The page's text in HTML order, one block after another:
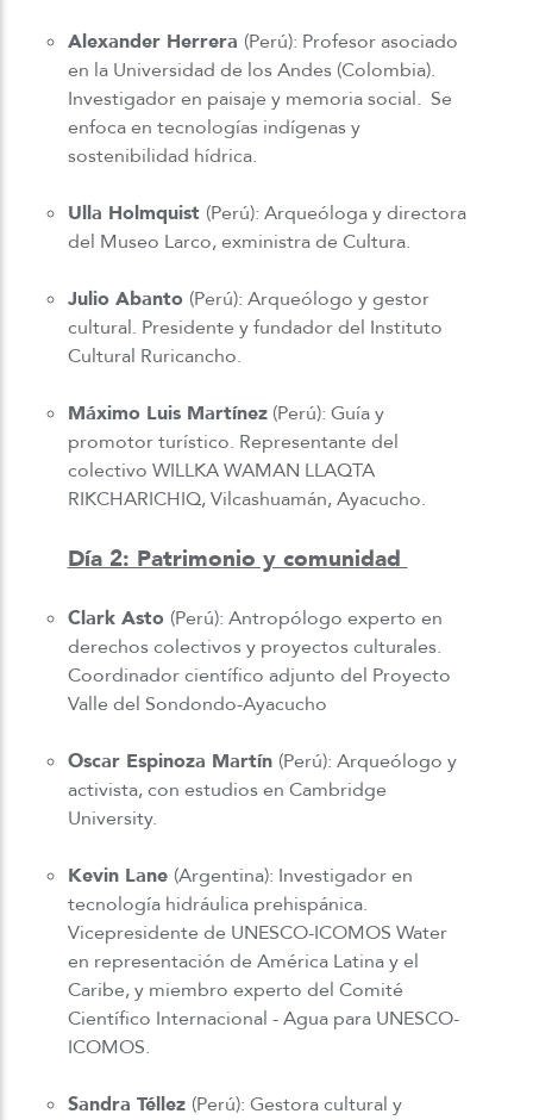
Alexander Herrera (Perú): Profesor asociado
en la Universidad de los Andes (Colombia).
Investigador en paisaje y memoria social. Se
enfoca en tecnologías indígenas y
sostenibilidad hídrica.
Ulla Holmquist (Perú): Arqueóloga y directora
del Museo Larco, exministra de Cultura.
Julio Abanto (Perú): Arqueólogo y gestor
cultural. Presidente y fundador del Instituto
Cultural Ruricancho.
Máximo Luis Martínez(Perú): Guía y
promotor turístico. Representante del
colectivo WILLKA WAMAN LLAQTA
RIKCHARICHIQ, Vilcashuamán, Ayacucho.
Día 2: Patrimonio y comunidad
Clark Asto (Perú): Antropólogo experto en
derechos colectivos y proyectos culturales.
Coordinador científico adjunto del Proyecto
Valle del Sondondo-Ayacucho
Oscar Espinoza Martín (Perú): Arqueólogo y
activista, con estudios en Cambridge
University.
Kevin Lane (Argentina): Investigador en
tecnología hidráulica prehispánica.
Vicepresidente de UNESCO-ICOMOS Water
en representación de América Latina y el
Caribe, y miembro experto del Comité
Científico Internacional - Agua para UNESCO-
ICOMOS.
Sandra Téllez (Perú): Gestora cultural y